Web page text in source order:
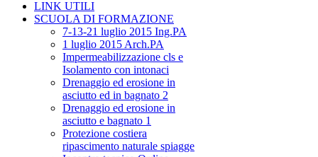
LINK UTILI
SCUOLA DI FORMAZIONE
7-13-21 luglio 2015 Ing.PA
1 luglio 2015 Arch.PA
Impermeabilizzazione cls e
Isolamento con intonaci
Drenaggio ed erosione in
asciutto ed in bagnato 2
Drenaggio ed erosione in
asciutto e bagnato 1
Protezione costiera
ripascimento naturale spiagge